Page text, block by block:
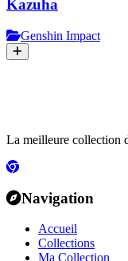
Kazuha
Genshin Impact
La meilleure collection
Navigation
Accueil
Collections
Ma Collection